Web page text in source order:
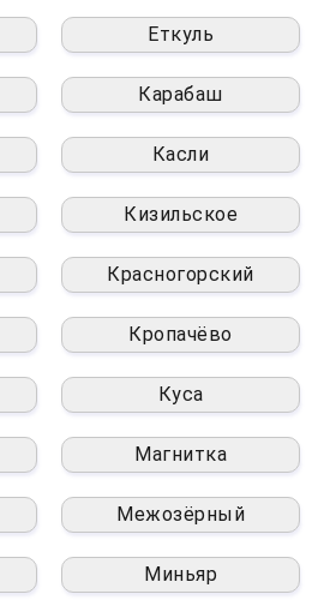
Еткуль
Карабаш
Касли
Кизильское
Красногорский
Кропачёво
Куса
Магнитка
Межозёрный
Миньяр